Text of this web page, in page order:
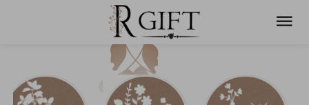
עגלת
שלך
ניקוי
הסל